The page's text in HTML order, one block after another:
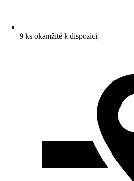
9 ks okamžitě k dispozici